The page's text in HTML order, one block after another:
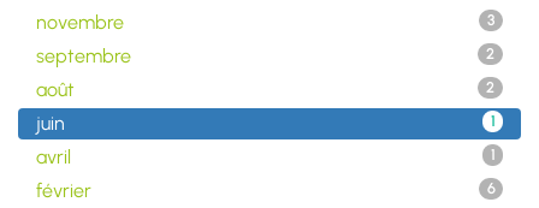
novembre 3
septembre 2
août 2
juin 1
avril 1
février 6